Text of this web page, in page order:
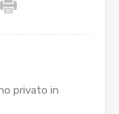
privato in